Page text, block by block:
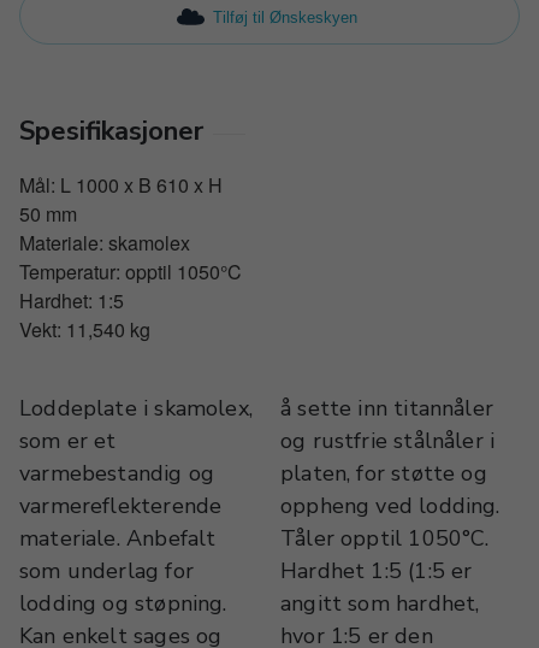
Tilføj til Ønskeskyen
Spesifikasjoner
Mål: L 1000 x B 610 x H
50 mm
Materiale: skamolex
Temperatur: opptil 1050°C
Hardhet: 1:5
Vekt: 11,540 kg
Loddeplate i skamolex,
som er et
varmebestandig og
varmereflekterende
materiale. Anbefalt
som underlag for
lodding og støpning.
Kan enkelt sages og
å sette inn titannåler
og rustfrie stålnåler i
platen, for støtte og
oppheng ved lodding.
Tåler opptil 1050°C.
Hardhet 1:5 (1:5 er
angitt som hardhet,
hvor 1:5 er den